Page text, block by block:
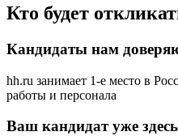
Кто будет
Кандидаты нам
hh.ru занимает 1-е место в
работы и персонала
Ваш кандидат уже здесь